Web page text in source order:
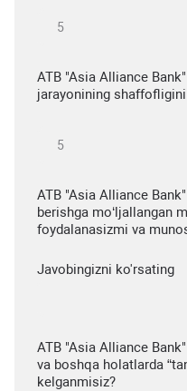
ATB "Asia Alliance
jarayonining
ATB "Asia Alliance
berishga mo‘ljallangan
foydalanasizmi va
Javobingizni ko'rsating
ATB "Asia Alliance
va boshqa holatlarda
kelganmisiz?